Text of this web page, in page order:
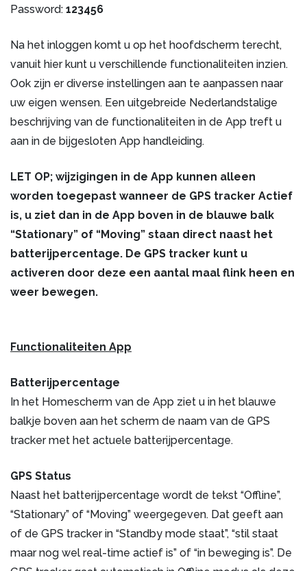
Password: 123456
Na het inloggen komt u op het hoofdscherm terecht,
vanuit hier kunt u verschillende functionaliteiten inzien.
Ook zijn er diverse instellingen aan te aanpassen naar
uw eigen wensen. Een uitgebreide Nederlandstalige
beschrijving van de functionaliteiten in de App treft u
aan in de bijgesloten App handleiding.
LET OP; wijzigingen in de App kunnen alleen
worden toegepast wanneer de GPS tracker Actief
is, u ziet dan in de App boven in de blauwe balk
“Stationary” of “Moving” staan direct naast het
batterijpercentage. De GPS tracker kunt u
activeren door deze een aantal maal flink heen en
weer bewegen.
Functionaliteiten App
Batterijpercentage
In het Homescherm van de App ziet u in het blauwe
balkje boven aan het scherm de naam van de GPS
tracker met het actuele batterijpercentage.
GPS Status
Naast het batterijpercentage wordt de tekst “Offline”,
“Stationary” of “Moving” weergegeven. Dat geeft aan
of de GPS tracker in “Standby mode staat”, “stil staat
maar nog wel real-time actief is” of “in beweging is”. De